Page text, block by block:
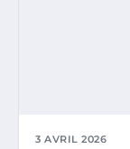
3 AVRIL 2026